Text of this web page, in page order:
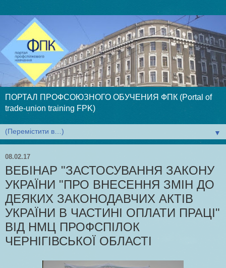
ПОРТАЛ ПРОФСОЮЗНОГО ОБУЧЕНИЯ ФПК (Portal of
trade-union training FPK)
▼
08.02.17
ВЕБІНАР "ЗАСТОСУВАННЯ ЗАКОНУ
УКРАЇНИ "ПРО ВНЕСЕННЯ ЗМІН ДО
ДЕЯКИХ ЗАКОНОДАВЧИХ АКТІВ
УКРАЇНИ В ЧАСТИНІ ОПЛАТИ ПРАЦІ"
ВІД НМЦ ПРОФСПІЛОК
ЧЕРНІГІВСЬКОЇ ОБЛАСТІ